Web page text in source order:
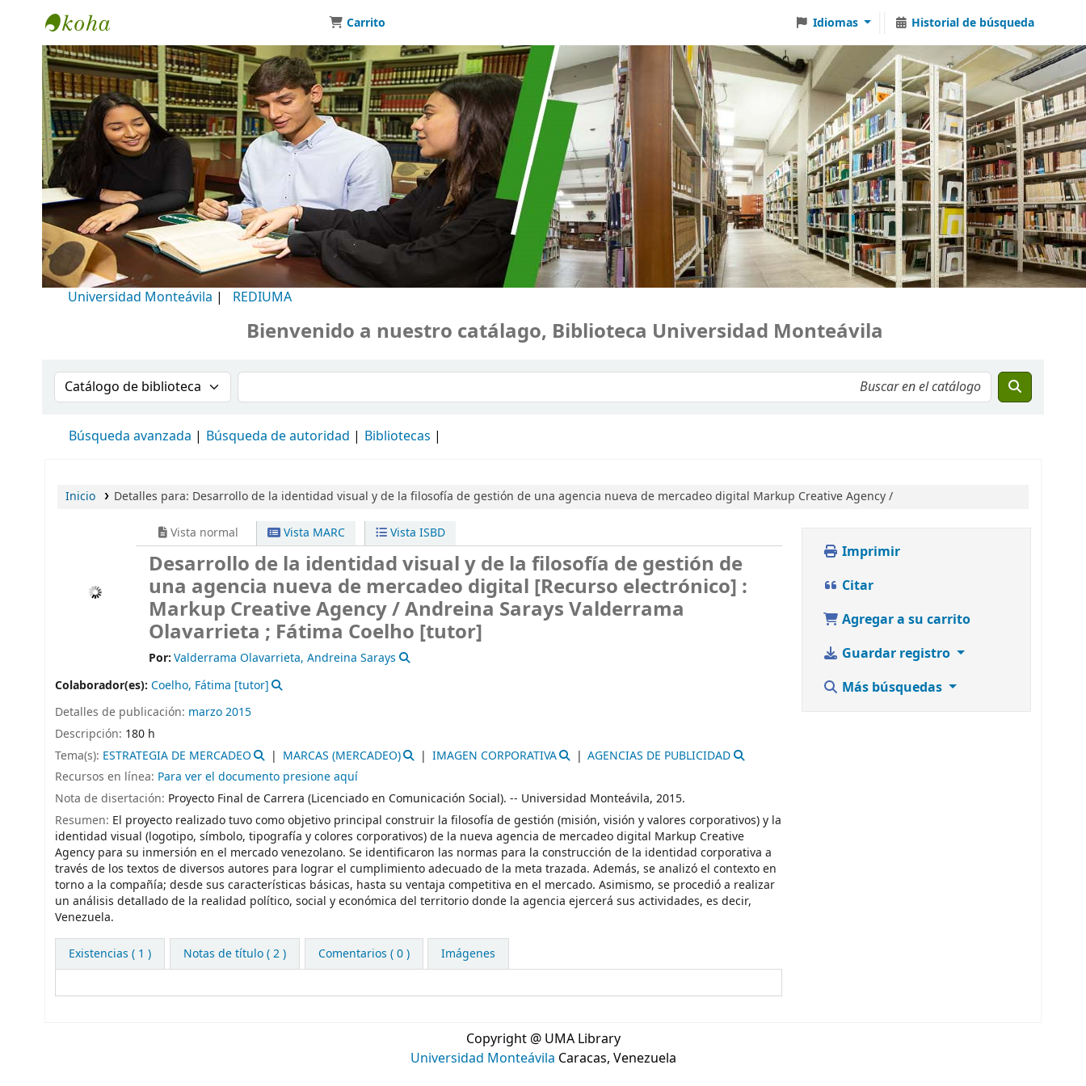
Biblioteca Universidad Monteávila
Carrito Idiomas Historial de búsqueda
Universidad Monteávila | REDIUMA
Bienvenido a nuestro catálago, Biblioteca Universidad Monteávila
Buscar en el catálogo por:Buscar en el catálogo
Búsqueda avanzada Búsqueda de autoridad Bibliotecas
Inicio Detalles para: Desarrollo de la identidad visual y de la filosofía de gestión de una agencia nueva de mercadeo digital Markup Creative Agency /
Vista normal Vista MARC Vista ISBD
Desarrollo de la identidad visual y de la filosofía de gestión de
una agencia nueva de mercadeo digital [Recurso electrónico] :
Markup Creative Agency /Andreina Sarays Valderrama
Olavarrieta ; Fátima Coelho [tutor]
Por:Valderrama Olavarrieta, Andreina Sarays
Colaborador(es): Coelho, Fátima [tutor]
Detalles de publicación: marzo 2015
Descripción: 180 h
Tema(s): ESTRATEGIA DE MERCADEO MARCAS (MERCADEO) IMAGEN CORPORATIVA
AGENCIAS DE PUBLICIDAD
Recursos en línea: Para ver el documento presione aquí
Nota de disertación: Proyecto Final de Carrera (Licenciado en Comunicación Social). -- Universidad Monteávila, 2015.
Resumen: El proyecto realizado tuvo como objetivo principal construir la filosofía de gestión (misión, visión y valores corporativos) y la
identidad visual (logotipo, símbolo, tipografía y colores corporativos) de la nueva agencia de mercadeo digital Markup Creative
Agency para su inmersión en el mercado venezolano. Se identificaron las normas para la construcción de la identidad corporativa a
través de los textos de diversos autores para lograr el cumplimiento adecuado de la meta trazada. Además, se analizó el contexto en
torno a la compañía; desde sus características básicas, hasta su ventaja competitiva en el mercado. Asimismo, se procedió a realizar
un análisis detallado de la realidad político, social y económica del territorio donde la agencia ejercerá sus actividades, es decir,
Venezuela.
Existencias ( 1 ) Notas de título ( 2 ) Comentarios ( 0 ) Imágenes
Imprimir
Citar
Agregar a su carrito
Guardar registro
Más búsquedas
Copyright @ UMA Library
Universidad Monteávila Caracas, Venezuela